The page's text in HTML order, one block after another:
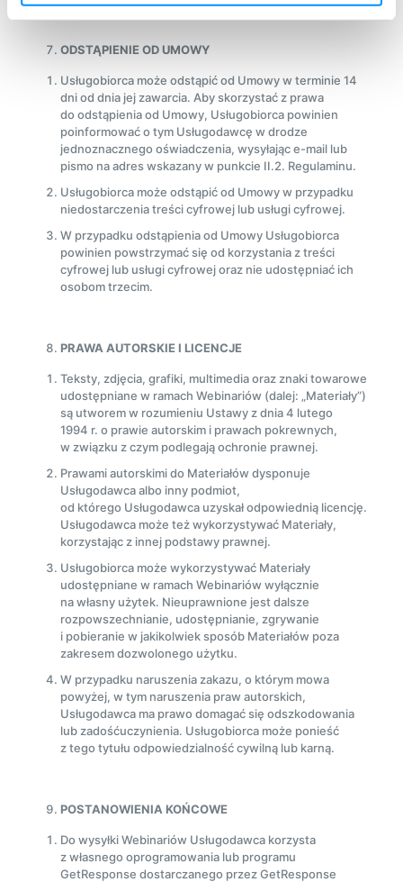
ODSTĄPIENIE OD UMOWY
Usługobiorca może odstąpić od Umowy w terminie 14
dni od dnia jej zawarcia. Aby skorzystać z prawa
do odstąpienia od Umowy, Usługobiorca powinien
poinformować o tym Usługodawcę w drodze
jednoznacznego oświadczenia, wysyłając e-mail lub
pismo na adres wskazany w punkcie II.2. Regulaminu.
Usługobiorca może odstąpić od Umowy w przypadku
niedostarczenia treści cyfrowej lub usługi cyfrowej.
W przypadku odstąpienia od Umowy Usługobiorca
powinien powstrzymać się od korzystania z treści
cyfrowej lub usługi cyfrowej oraz nie udostępniać ich
osobom trzecim.
PRAWA AUTORSKIE I LICENCJE
Teksty, zdjęcia, grafiki, multimedia oraz znaki towarowe
udostępniane w ramach Webinariów (dalej: „Materiały”)
są utworem w rozumieniu Ustawy z dnia 4 lutego
1994 r. o prawie autorskim i prawach pokrewnych,
w związku z czym podlegają ochronie prawnej.
Prawami autorskimi do Materiałów dysponuje
Usługodawca albo inny podmiot,
od którego Usługodawca uzyskał odpowiednią licencję.
Usługodawca może też wykorzystywać Materiały,
korzystając z innej podstawy prawnej.
Usługobiorca może wykorzystywać Materiały
udostępniane w ramach Webinariów wyłącznie
na własny użytek. Nieuprawnione jest dalsze
rozpowszechnianie, udostępnianie, zgrywanie
i pobieranie w jakikolwiek sposób Materiałów poza
zakresem dozwolonego użytku.
W przypadku naruszenia zakazu, o którym mowa
powyżej, w tym naruszenia praw autorskich,
Usługodawca ma prawo domagać się odszkodowania
lub zadośćuczynienia. Usługobiorca może ponieść
z tego tytułu odpowiedzialność cywilną lub karną.
POSTANOWIENIA KOŃCOWE
Do wysyłki Webinariów Usługodawca korzysta
z własnego oprogramowania lub programu
GetResponse dostarczanego przez GetResponse